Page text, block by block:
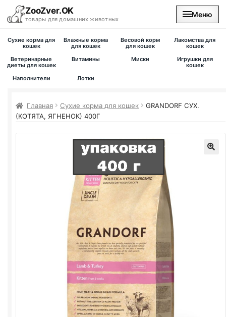
ZooZver.OK
товары для домашних животных
Меню
На главную
Сухие корма для
кошек
Влажные корма
для кошек
Весовой корм
для кошек
Лакомства для
кошек
Ветеринарные
диеты для кошек
Витамины Миски
Игрушки для
кошек
Наполнители
Лотки
Главная Сухие корма для кошек
GRANDORF СУХ.
(КОТЯТА, ЯГНЕНОК) 400Г